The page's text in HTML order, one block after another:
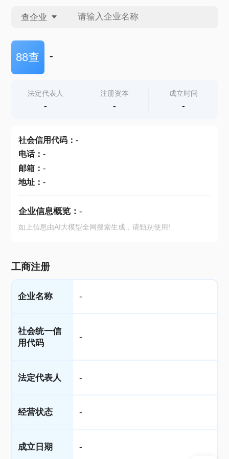
查企业
查企业
查产地
88查 -
法定代表人
-
注册资本
-
成立时间
-
社会信用代码： -
电话： -
邮箱： -
地址： -
企业信息概览： -
如上信息由AI大模型全网搜索生成，请甄别使用!
工商注册
企业名称 -
社会统一信
用代码
-
法定代表人 -
经营状态 -
成立日期 -